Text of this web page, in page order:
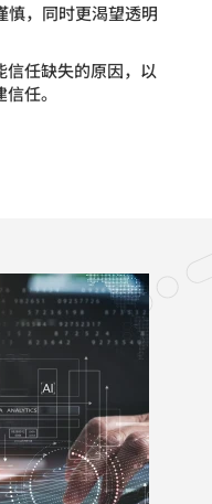
，同时更渴望透明
信任缺失的原因，以
任。